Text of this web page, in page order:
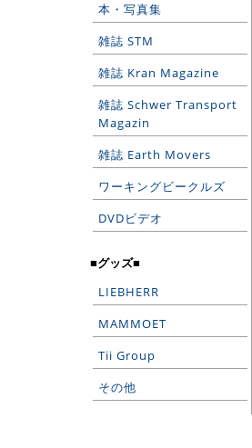
本・写真集
雑誌 STM
雑誌 Kran Magazine
雑誌 Schwer Transport
Magazin
雑誌 Earth Movers
ワーキングビークルズ
DVDビデオ
■グッズ■
LIEBHERR
MAMMOET
Tii Group
その他